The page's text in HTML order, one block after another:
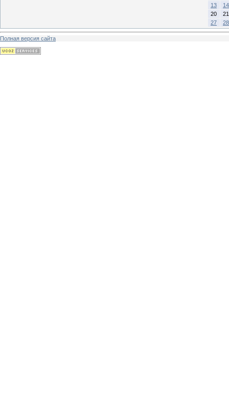
13
14
20
21
27
28
Полная версия сайта